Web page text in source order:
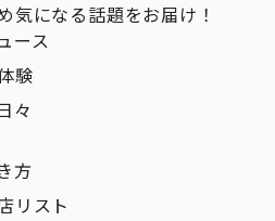
気になる話題をお届け！
ース
験
々
方
リスト